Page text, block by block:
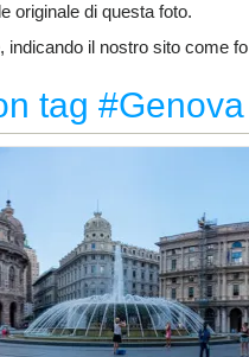
originale di questa foto.
indicando il nostro sito come
tag #Genova